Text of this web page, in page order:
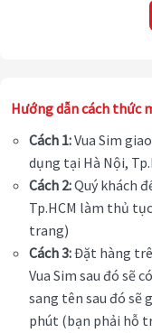
Hướng dẫn cách thức
Cách 1:Vua Sim
dụng tại Hà Nội,
Cách 2:Quý khách
Tp.HCM làm thủ
trang)
Cách 3:Đặt hàng
Vua Sim sau đó sẽ
sang tên sau đó sẽ
phút (bạn phải hỗ